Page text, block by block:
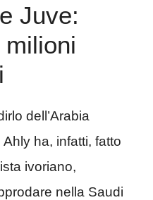
Juve:
milioni
dell’Arabia
ha, infatti, fatto
ivoriano,
nella Saudi